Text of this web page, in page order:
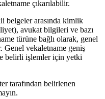
çıkarılabilir.
belgeler arasında kimlik
avukat bilgileri ve bazı
türüne bağlı olarak, genel
Genel vekaletname geniş
belirli işlemler için yetki
tarafından belirlenen